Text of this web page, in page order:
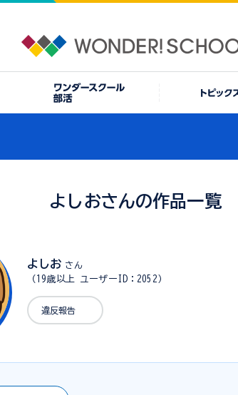
よしおさんの作品一覧
よしお さん
（19歳以上 ユーザーID：2052）
違反報告